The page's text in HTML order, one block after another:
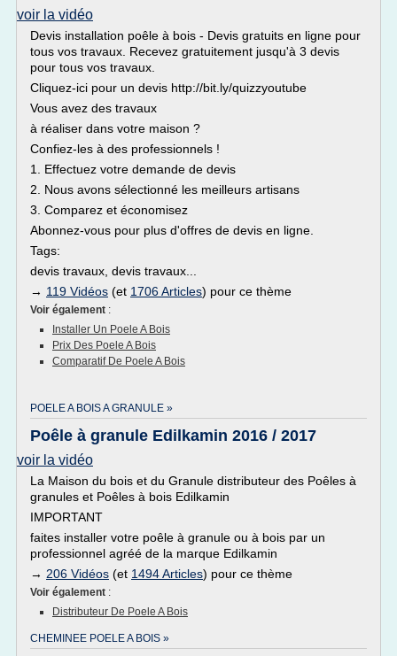
voir la vidéo
Devis installation poêle à bois - Devis gratuits en ligne pour
tous vos travaux. Recevez gratuitement jusqu'à 3 devis
pour tous vos travaux.
Cliquez-ici pour un devis http://bit.ly/quizzyoutube
Vous avez des travaux
à réaliser dans votre maison ?
Confiez-les à des professionnels !
1. Effectuez votre demande de devis
2. Nous avons sélectionné les meilleurs artisans
3. Comparez et économisez
Abonnez-vous pour plus d'offres de devis en ligne.
Tags:
devis travaux, devis travaux...
→ 119 Vidéos (et 1706 Articles) pour ce thème
Voir également :
Installer Un Poele A Bois
Prix Des Poele A Bois
Comparatif De Poele A Bois
POELE A BOIS A GRANULE »
Poêle à granule Edilkamin 2016 / 2017
voir la vidéo
La Maison du bois et du Granule distributeur des Poêles à
granules et Poêles à bois Edilkamin
IMPORTANT
faites installer votre poêle à granule ou à bois par un
professionnel agréé de la marque Edilkamin
→ 206 Vidéos (et 1494 Articles) pour ce thème
Voir également :
Distributeur De Poele A Bois
CHEMINEE POELE A BOIS »